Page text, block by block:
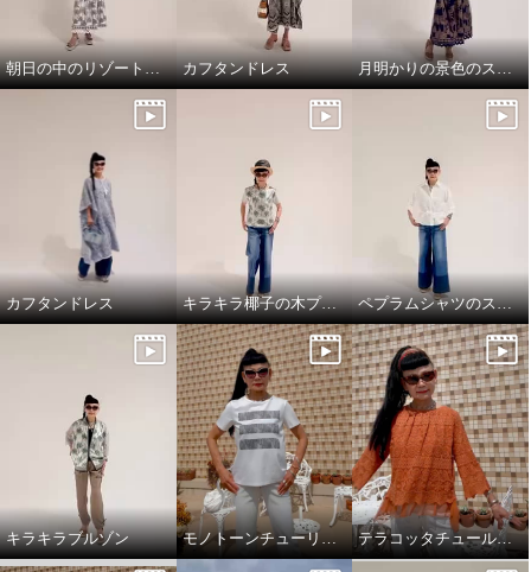
朝日の中のリゾート地の景色のスカートと、ドレスシャツ カフタンドレス 月明かりの景色のスカートで，リラックス!
カフタンドレス キラキラ椰子の木プルオーバーでワクワクスタイリング ペプラムシャツのスタイリング
キラキラブルゾン モノトーンチューリップ柄のTシャツ テラコッタチュールレースプルオーバー。